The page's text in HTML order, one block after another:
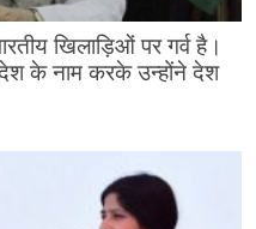
खिलाड़िओं पर गर्व है।
देश के नाम करके उन्होंने देश